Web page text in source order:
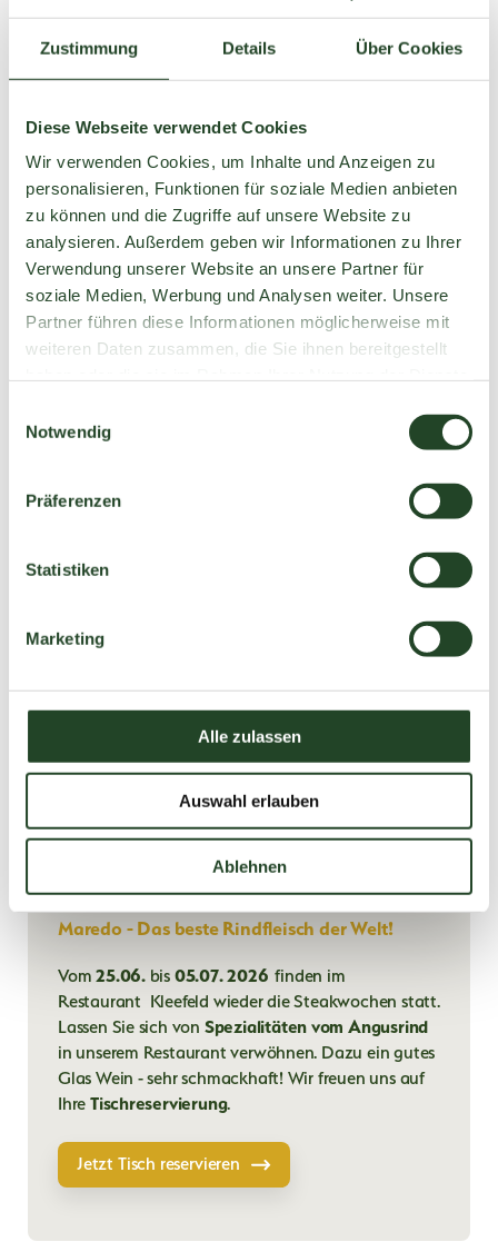
Zustimmung Details Über Cookies
Diese Webseite verwendet Cookies
Wir verwenden Cookies, um Inhalte und Anzeigen zu
personalisieren, Funktionen für soziale Medien anbieten
zu können und die Zugriffe auf unsere Website zu
analysieren. Außerdem geben wir Informationen zu Ihrer
Verwendung unserer Website an unsere Partner für
soziale Medien, Werbung und Analysen weiter. Unsere
Partner führen diese Informationen möglicherweise mit
weiteren Daten zusammen, die Sie ihnen bereitgestellt
l
Notwendig
Präferenzen
Statistiken
Marketing
Alle zulassen
Auswahl erlauben
Ablehnen
Heimatabend mit dem
Trachtenverein d'Bleckwandla
03. Juli 2026 und 31. Juli 2026 ab 19 Uhr
Genießen Siekulinarische Besonderheitenund
dazuKöstliches aus der Kleefeld-Küche!
Der Eintritt ist frei!
Wir freuen uns auf IhreTischreservierung online
oder rufen Sie uns an:0043 (0) 6137 7383
Steakwoche 2026 im Restaurant
Kleefeld
Maredo - Das beste Rindfleisch der Welt!
Vom25.06. bis05.07. 2026finden im
Restaurant Kleefeld wieder die Steakwochen statt.
Lassen Sie sich von Spezialitäten vom Angusrind
in unserem Restaurant verwöhnen. Dazu ein gutes
Glas Wein - sehr schmackhaft! Wir freuen uns auf
IhreTischreservierung.
Jetzt Tisch reservieren